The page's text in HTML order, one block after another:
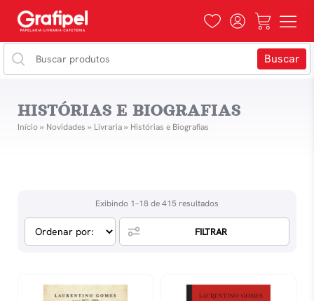
HISTÓRIAS E BIOGRAFIAS
Início» Novidades » Livraria» Histórias e Biografias
Exibindo 1–18 de 415 resultados
FILTRAR